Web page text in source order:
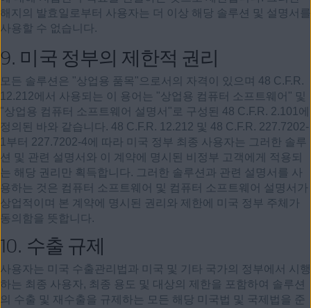
해지의 발효일로부터 사용자는 더 이상 해당 솔루션 및 설명서를
사용할 수 없습니다.
9. 미국 정부의 제한적 권리
모든 솔루션은 "상업용 품목"으로서의 자격이 있으며 48 C.F.R.
12.212에서 사용되는 이 용어는 "상업용 컴퓨터 소프트웨어" 및
"상업용 컴퓨터 소프트웨어 설명서"로 구성된 48 C.F.R. 2.101에
정의된 바와 같습니다. 48 C.F.R. 12.212 및 48 C.F.R. 227.7202-
1부터 227.7202-4에 따라 미국 정부 최종 사용자는 그러한 솔루
션 및 관련 설명서와 이 계약에 명시된 비정부 고객에게 적용되
는 해당 권리만 획득합니다. 그러한 솔루션과 관련 설명서를 사
용하는 것은 컴퓨터 소프트웨어 및 컴퓨터 소프트웨어 설명서가
상업적이며 본 계약에 명시된 권리와 제한에 미국 정부 주체가
동의함을 뜻합니다.
10. 수출 규제
사용자는 미국 수출관리법과 미국 및 기타 국가의 정부에서 시행
하는 최종 사용자, 최종 용도 및 대상의 제한을 포함하여 솔루션
의 수출 및 재수출을 규제하는 모든 해당 미국법 및 국제법을 준